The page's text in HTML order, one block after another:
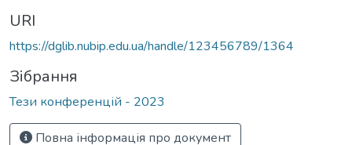
URI
https://dglib.nubip.edu.ua/handle/123456789/1364
Зібрання
Тези конференцій - 2023
Повна інформація про документ